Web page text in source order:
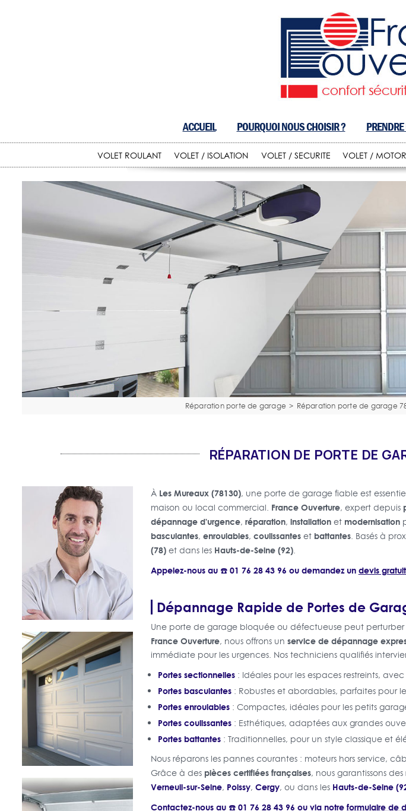
ACCUEIL POURQUOI NOUS CHOISIR ?
VOLET ROULANT VOLET / ISOLATION VOLET / SECURITE VOLET /
Réparation porte de garage > Réparation porte de garage
RÉPARATION DE PORTE DE
À Les Mureaux (78130), une porte de garage fiable est
maison ou local commercial. France Ouverture, expert depuis
dépannage d'urgence, réparation, installationet modernisation
basculantes, enroulables, coulissanteset battantes. Basés à
(78)et dans les Hauts-de-Seine (92).
Appelez-nous au ☎️ 01 76 28 43 96 ou demandez undevis
Dépannage Rapide de Portes de
Une porte de garage bloquée ou défectueuse peut
France Ouverture, nous offrons un service de dépannage
immédiate pour les urgences. Nos techniciens qualifiés
Portes sectionnelles: Idéales pour les espaces restreints,
Portes basculantes: Robustes et abordables, parfaites pour
Portes enroulables: Compactes, idéales pour les petits
Portes coulissantes: Esthétiques, adaptées aux grandes
Portes battantes: Traditionnelles, pour un style classique et
Nous réparons les pannes courantes : moteurs hors service,
Grâce à des pièces certifiées françaises, nous garantissons
Verneuil-sur-Seine, Poissy, Cergy, ou dans les Hauts-de-Seine
Contactez-nous au ☎️ 01 76 28 43 96 ou via notreformulaire de